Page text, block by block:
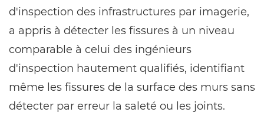
d'inspection des infrastructures par imagerie,
a appris à détecter les fissures à un niveau
comparable à celui des ingénieurs
d'inspection hautement qualifiés, identifiant
même les fissures de la surface des murs sans
détecter par erreur la saleté ou les joints.